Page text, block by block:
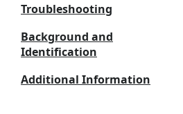
Troubleshooting
Background and
Identification
Additional Information